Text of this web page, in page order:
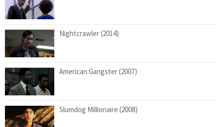
Nightcrawler (2014)
American Gangster (2007)
Slumdog Millionaire (2008)